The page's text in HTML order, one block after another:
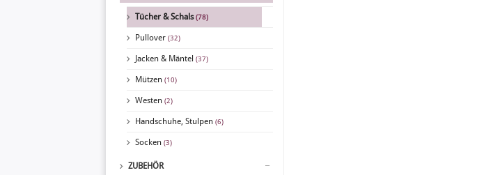
Tücher & Schals(78)
Pullover (32)
Jacken & Mäntel (37)
Mützen (10)
Westen (2)
Handschuhe, Stulpen (6)
Socken (3)
ZUBEHÖR